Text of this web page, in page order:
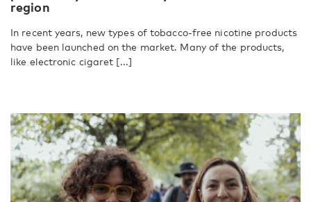
region
In recent years, new types of tobacco-free nicotine products
have been launched on the market. Many of the products,
like electronic cigaret [...]